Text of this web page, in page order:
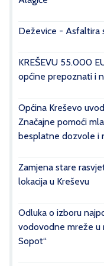
Deževice - Asfaltira
KREŠEVU 55.000
općine prepoznati i
Općina Kreševo
Značajne pomoći
besplatne dozvole i
Zamjena stare
lokacija u Kreševu
Odluka o izboru
vodovodne mreže u
Sopot“